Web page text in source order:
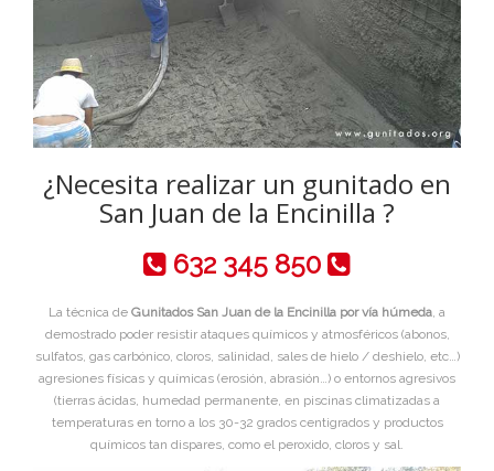
¿Necesita realizar un gunitado en
San Juan de la Encinilla ?
632 345 850
La técnica de Gunitados San Juan de la Encinilla por vía húmeda, a
demostrado poder resistir ataques químicos y atmosféricos (abonos,
sulfatos, gas carbónico, cloros, salinidad, sales de hielo / deshielo, etc…)
agresiones físicas y químicas (erosión, abrasión…) o entornos agresivos
(tierras ácidas, humedad permanente, en piscinas climatizadas a
temperaturas en torno a los 30-32 grados centigrados y productos
químicos tan dispares, como el peroxido, cloros y sal.